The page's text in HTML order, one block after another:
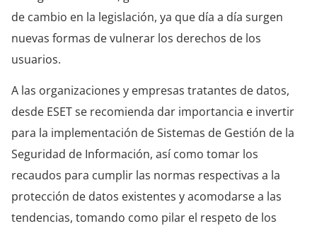
de cambio en la legislación, ya que día a día surgen
nuevas formas de vulnerar los derechos de los
usuarios.
A las organizaciones y empresas tratantes de datos,
desde ESET se recomienda dar importancia e invertir
para la implementación de Sistemas de Gestión de la
Seguridad de Información, así como tomar los
recaudos para cumplir las normas respectivas a la
protección de datos existentes y acomodarse a las
tendencias, tomando como pilar el respeto de los